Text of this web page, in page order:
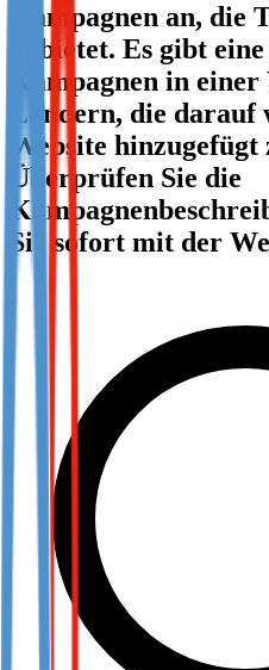
Not already our Publisher?
Sign up here
Kampagnen an, die
anbietet. Es gibt
Kampagnen in
Ländern, die
Website hinzugefügt
Überprüfen Sie die
Sie sofort mit der